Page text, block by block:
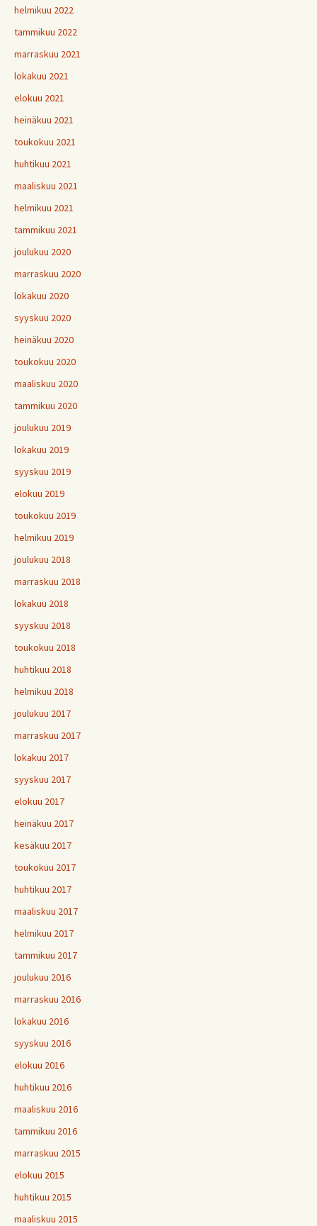
helmikuu 2022
tammikuu 2022
marraskuu 2021
lokakuu 2021
elokuu 2021
heinäkuu 2021
toukokuu 2021
huhtikuu 2021
maaliskuu 2021
helmikuu 2021
tammikuu 2021
joulukuu 2020
marraskuu 2020
lokakuu 2020
syyskuu 2020
heinäkuu 2020
toukokuu 2020
maaliskuu 2020
tammikuu 2020
joulukuu 2019
lokakuu 2019
syyskuu 2019
elokuu 2019
toukokuu 2019
helmikuu 2019
joulukuu 2018
marraskuu 2018
lokakuu 2018
syyskuu 2018
toukokuu 2018
huhtikuu 2018
helmikuu 2018
joulukuu 2017
marraskuu 2017
lokakuu 2017
syyskuu 2017
elokuu 2017
heinäkuu 2017
kesäkuu 2017
toukokuu 2017
huhtikuu 2017
maaliskuu 2017
helmikuu 2017
tammikuu 2017
joulukuu 2016
marraskuu 2016
lokakuu 2016
syyskuu 2016
elokuu 2016
huhtikuu 2016
maaliskuu 2016
tammikuu 2016
marraskuu 2015
elokuu 2015
huhtikuu 2015
maaliskuu 2015